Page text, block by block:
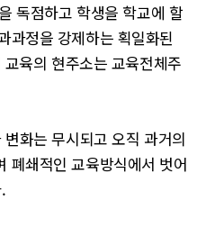
독점하고 학생을 학교에 할
과정을 강제하는 획일화된
육의 현주소는 교육전체주
화는 무시되고 오직 과거의
폐쇄적인 교육방식에서 벗어